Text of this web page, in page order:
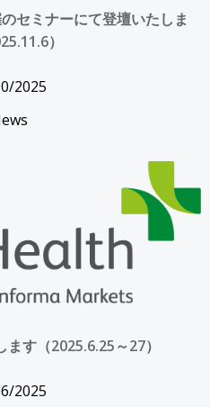
セミナーにて登壇いたしま
）
2025
す（2025.6.25～27）
2025